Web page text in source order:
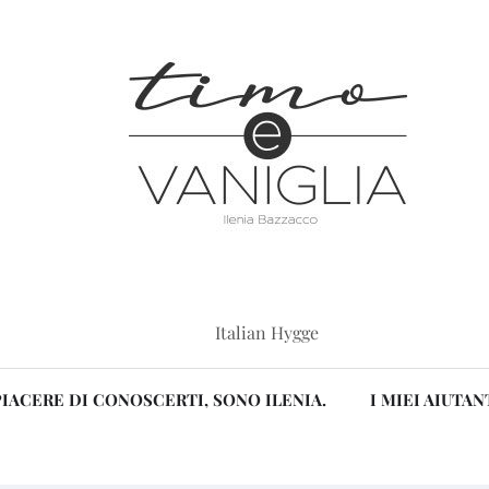
Italian Hygge
DI CONOSCERTI, SONO ILENIA. I MIEI